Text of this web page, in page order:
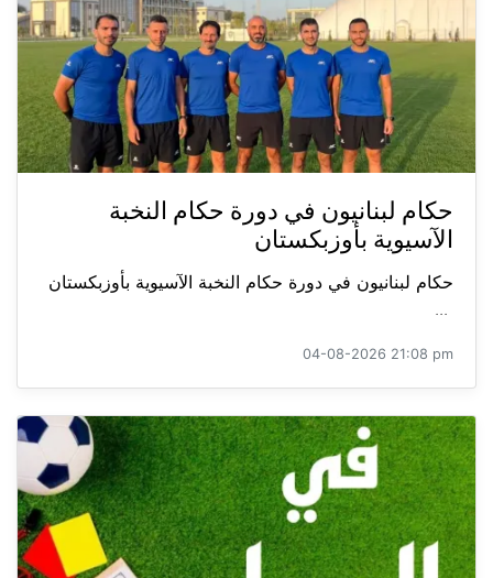
حكام لبنانيون في دورة حكام النخبة
الآسيوية بأوزبكستان
حكام لبنانيون في دورة حكام النخبة الآسيوية بأوزبكستان
...
04-08-2026 21:08 pm